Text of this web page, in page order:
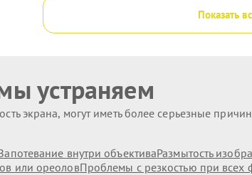
Показать
устраняем
экрана, могут иметь более серьезные
внутри объективаРазмытость
или ореоловПроблемы с резкостью при всех